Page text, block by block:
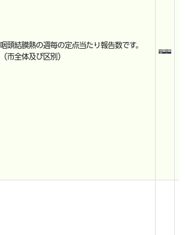
咽頭結膜熱の週毎の定点当たり報告数です。
（市全体及び区別）